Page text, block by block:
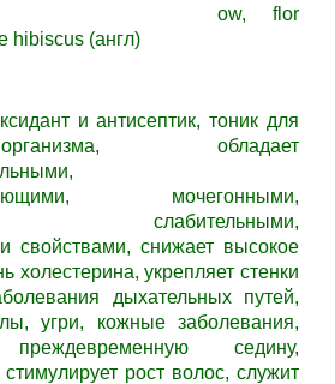
ow, flor
hibiscus (англ)
и антисептик, тоник для
обладает
мочегонными,
слабительными,
свойствами, снижает высокое
холестерина, укрепляет стенки
дыхательных путей,
угри, кожные заболевания,
преждевременную седину,
рост волос, служит